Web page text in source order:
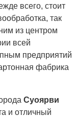
всего, стоит
так
из центром
всей
предприятий
фабрика
Суоярви
и отличный